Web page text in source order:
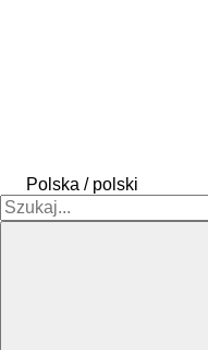
Polska / polski